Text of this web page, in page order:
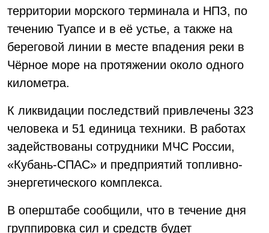
территории морского терминала и НПЗ, по
течению Туапсе и в её устье, а также на
береговой линии в месте впадения реки в
Чёрное море на протяжении около одного
километра.
К ликвидации последствий привлечены 323
человека и 51 единица техники. В работах
задействованы сотрудники МЧС России,
«Кубань-СПАС» и предприятий топливно-
энергетического комплекса.
В оперштабе сообщили, что в течение дня
группировка сил и средств будет